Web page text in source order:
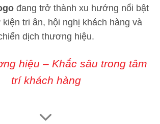
đang trở thành xu hướng nổi bật
tri ân, hội nghị khách hàng và
dịch thương hiệu.
hiệu – Khắc sâu trong tâm
trí khách hàng